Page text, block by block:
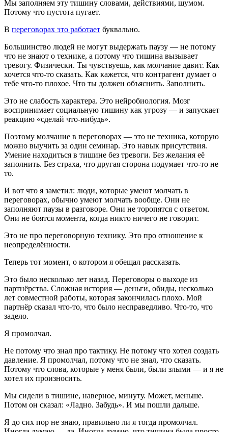
Мы заполняем эту тишину словами, действиями, шумом.
Потому что пустота пугает.
В переговорах это работает буквально.
Большинство людей не могут выдержать паузу — не потому
что не знают о технике, а потому что тишина вызывает
тревогу. Физически. Ты чувствуешь, как молчание давит. Как
хочется что-то сказать. Как кажется, что контрагент думает о
тебе что-то плохое. Что ты должен объяснить. Заполнить.
Это не слабость характера. Это нейробиология. Мозг
воспринимает социальную тишину как угрозу — и запускает
реакцию «сделай что-нибудь».
Поэтому молчание в переговорах — это не техника, которую
можно выучить за один семинар. Это навык присутствия.
Умение находиться в тишине без тревоги. Без желания её
заполнить. Без страха, что другая сторона подумает что-то не
то.
И вот что я заметил: люди, которые умеют молчать в
переговорах, обычно умеют молчать вообще. Они не
заполняют паузы в разговоре. Они не торопятся с ответом.
Они не боятся момента, когда никто ничего не говорит.
Это не про переговорную технику. Это про отношение к
неопределённости.
Теперь тот момент, о котором я обещал рассказать.
Это было несколько лет назад. Переговоры о выходе из
партнёрства. Сложная история — деньги, обиды, несколько
лет совместной работы, которая закончилась плохо. Мой
партнёр сказал что-то, что было несправедливо. Что-то, что
задело.
Я промолчал.
Не потому что знал про тактику. Не потому что хотел создать
давление. Я промолчал, потому что не знал, что сказать.
Потому что слова, которые у меня были, были злыми — и я не
хотел их произносить.
Мы сидели в тишине, наверное, минуту. Может, меньше.
Потом он сказал: «Ладно. Забудь». И мы пошли дальше.
Я до сих пор не знаю, правильно ли я тогда промолчал.